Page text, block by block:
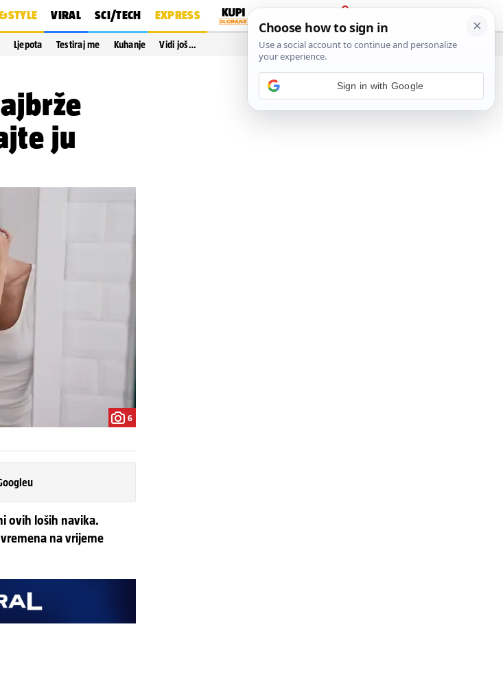
VIRAL SCI/TECH EXPRESS
PRIJAVA
Ljepota Testiraj me Kuhanje Vidi još…
ju
6
ovih loših navika.
na vrijeme